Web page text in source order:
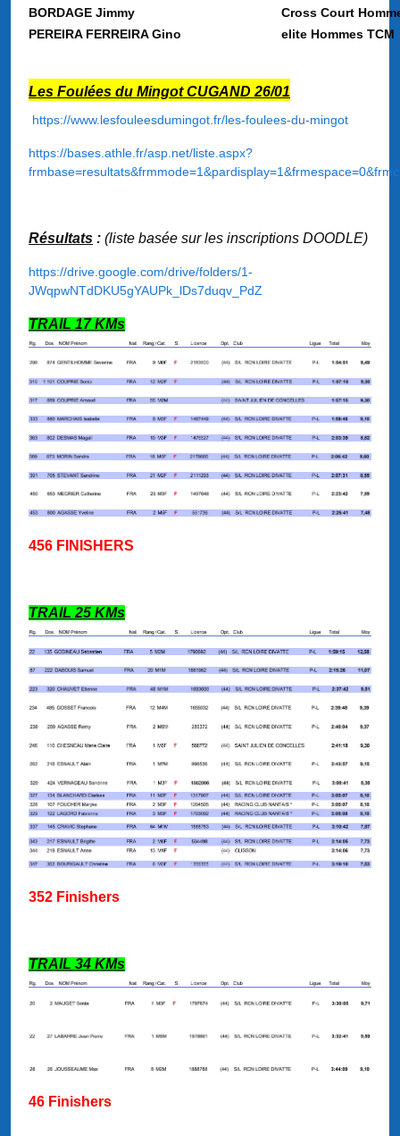
BORDAGE Jimmy
Cross Court
PEREIRA FERREIRA Gino
elite Hommes TCM
Les Foulées du Mingot CUGAND 26/01
https://www.lesfouleesdumingot.fr/les-foulees-du-mingot
https://bases.athle.fr/asp.net/liste.aspx?
Résultats : (liste basée sur les inscriptions DOODLE)
https://drive.google.com/drive/folders/1-
JWqpwNTdDKU5gYAUPk_lDs7duqv_PdZ
TRAIL 17 KMs
456 FINISHERS
TRAIL 25 KMs
352 Finishers
TRAIL 34 KMs
46 Finishers